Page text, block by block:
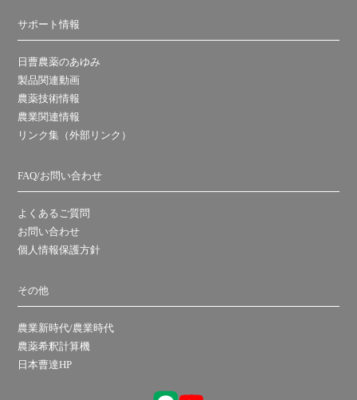
サポート情報
日曹農薬のあゆみ
製品関連動画
農薬技術情報
農業関連情報
リンク集（外部リンク）
FAQ/お問い合わせ
よくあるご質問
お問い合わせ
個人情報保護方針
その他
農業新時代/農業時代
農薬希釈計算機
日本曹達HP